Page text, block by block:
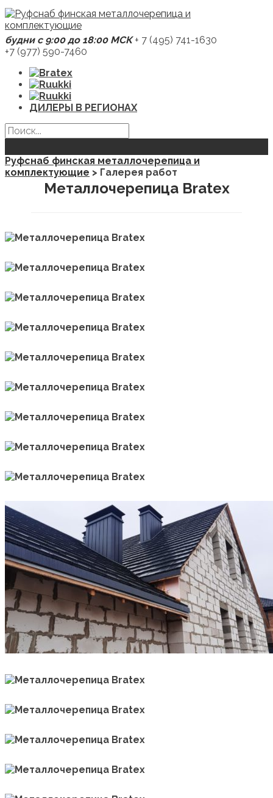
будни с 9:00 до 18:00 МСК+ 7 (495) 741-1630
+7 (977) 590-7460
ДИЛЕРЫ В РЕГИОНАХ
Руфснаб финская металлочерепица и
комплектующие > Галерея работ
Металлочерепица Bratex